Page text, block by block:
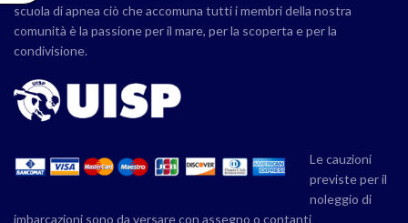
scuola di apnea ciò che accomuna tutti i membri della nostra
comunità è la passione per il mare, per la scoperta e per la
condivisione.
Le cauzioni
previste per il
noleggio di
imbarcazioni sono da versare con assegno o contanti